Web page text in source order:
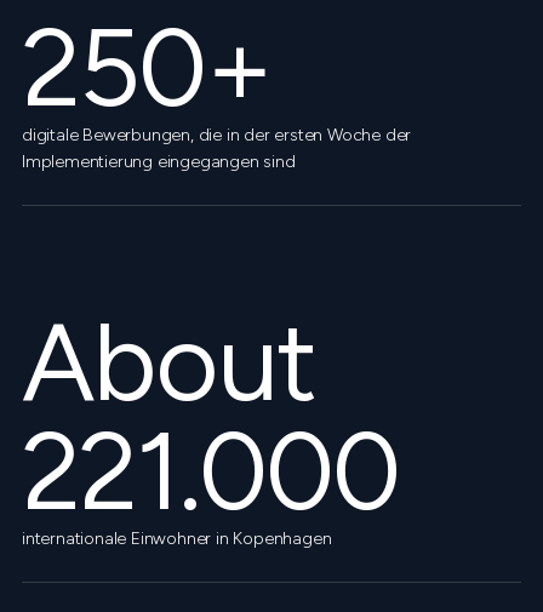
250+
digitale Bewerbungen, die in der ersten Woche der
Implementierung eingegangen sind
About
221.000
internationale Einwohner in Kopenhagen